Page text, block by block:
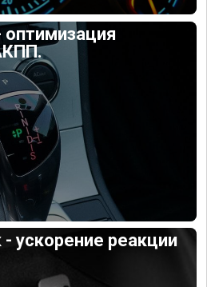
ускорение реакции